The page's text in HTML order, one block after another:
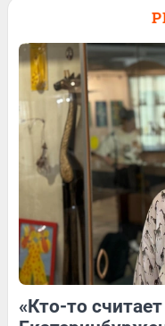
Обсудить
3
Обсудить
«Кто-то